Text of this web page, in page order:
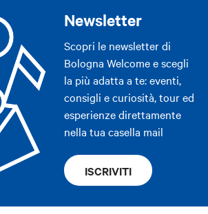
Newsletter
Scopri le newsletter di
Bologna Welcome e scegli
la più adatta a te: eventi,
consigli e curiosità, tour ed
esperienze direttamente
nella tua casella mail
ISCRIVITI